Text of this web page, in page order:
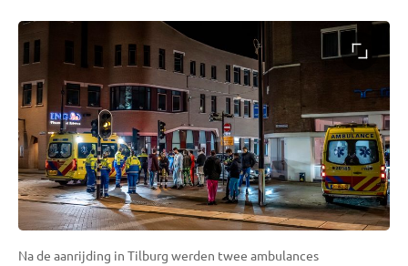
Na de aanrijding in Tilburg werden twee ambulances